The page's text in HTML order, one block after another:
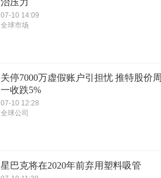
治压力
07-10 14:09
全球市场
关停7000万虚假账户引担忧 推特股价周
一收跌5%
07-10 12:28
全球公司
星巴克将在2020年前弃用塑料吸管